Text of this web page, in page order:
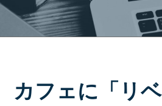
カフェに「リ